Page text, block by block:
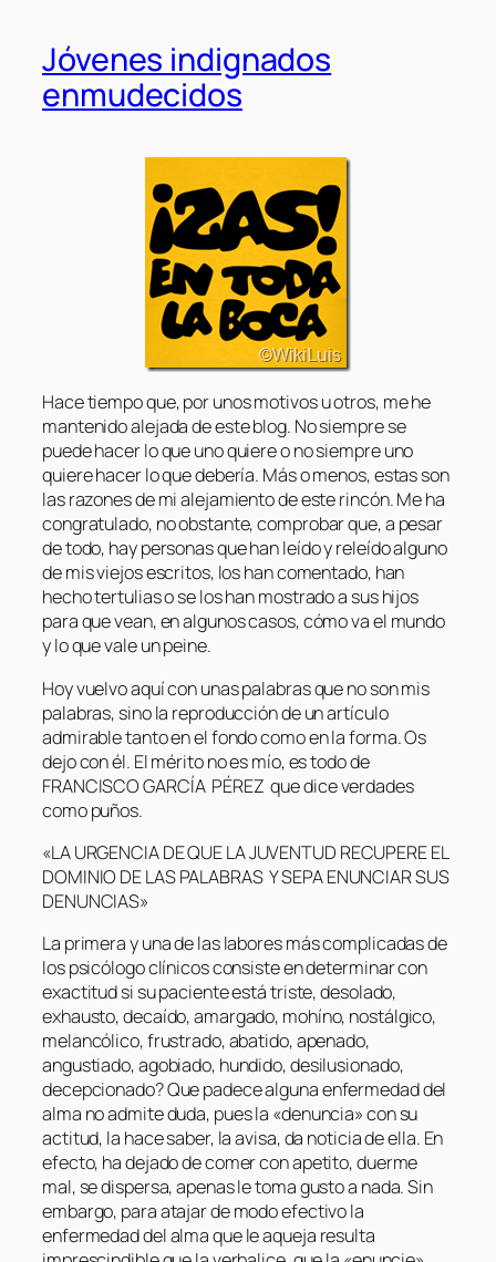
Jóvenes indignados
enmudecidos
Hace tiempo que, por unos motivos u otros, me he
mantenido alejada de este blog. No siempre se
puede hacer lo que uno quiere o no siempre uno
quiere hacer lo que debería. Más o menos, estas son
las razones de mi alejamiento de este rincón. Me ha
congratulado, no obstante, comprobar que, a pesar
de todo, hay personas que han leído y releído alguno
de mis viejos escritos, los han comentado, han
hecho tertulias o se los han mostrado a sus hijos
para que vean, en algunos casos, cómo va el mundo
y lo que vale un peine.
Hoy vuelvo aquí con unas palabras que no son mis
palabras, sino la reproducción de un artículo
admirable tanto en el fondo como en la forma. Os
dejo con él. El mérito no es mío, es todo de
FRANCISCO GARCÍA PÉREZ que dice verdades
como puños.
«LA URGENCIA DE QUE LA JUVENTUD RECUPERE EL
DOMINIO DE LAS PALABRAS Y SEPA ENUNCIAR SUS
DENUNCIAS»
La primera y una de las labores más complicadas de
los psicólogo clínicos consiste en determinar con
exactitud si su paciente está triste, desolado,
exhausto, decaído, amargado, mohíno, nostálgico,
melancólico, frustrado, abatido, apenado,
angustiado, agobiado, hundido, desilusionado,
decepcionado? Que padece alguna enfermedad del
alma no admite duda, pues la «denuncia» con su
actitud, la hace saber, la avisa, da noticia de ella. En
efecto, ha dejado de comer con apetito, duerme
mal, se dispersa, apenas le toma gusto a nada. Sin
embargo, para atajar de modo efectivo la
enfermedad del alma que le aqueja resulta